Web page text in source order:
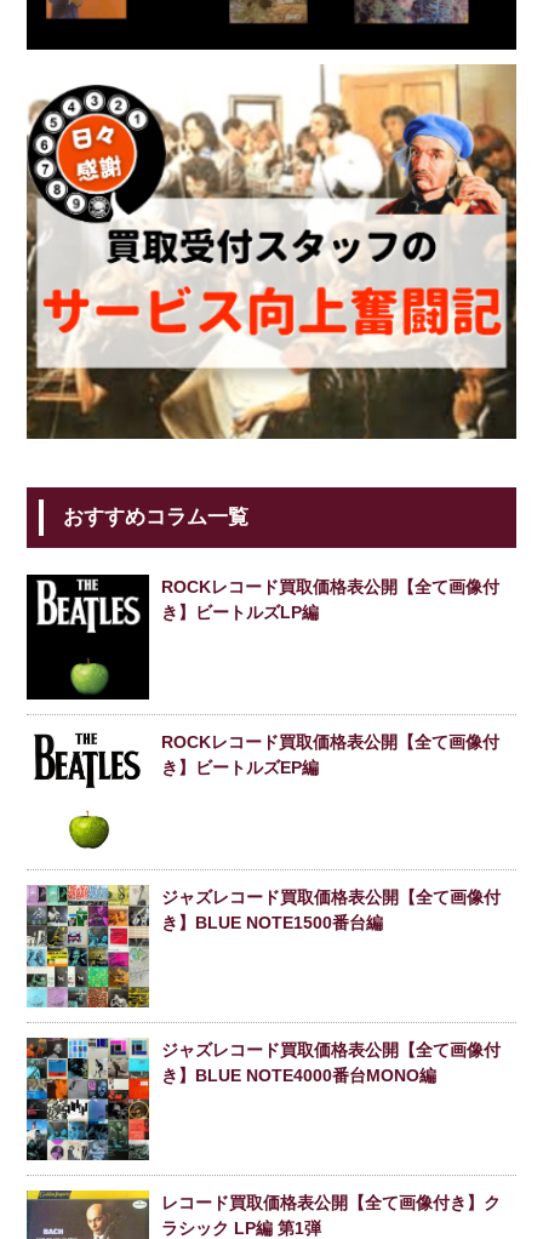
おすすめコラム一覧
ROCKレコード買取価格表公開【全て画像付
き】ビートルズLP編
ROCKレコード買取価格表公開【全て画像付
き】ビートルズEP編
ジャズレコード買取価格表公開【全て画像付
き】BLUE NOTE1500番台編
ジャズレコード買取価格表公開【全て画像付
き】BLUE NOTE4000番台MONO編
レコード買取価格表公開【全て画像付き】ク
ラシック LP編 第1弾